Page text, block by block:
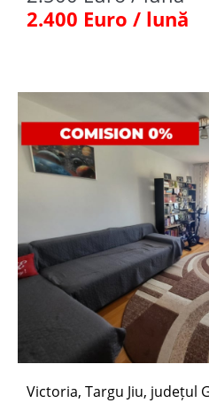
2.400 Euro / lună
Victoria, Targu Jiu, județul